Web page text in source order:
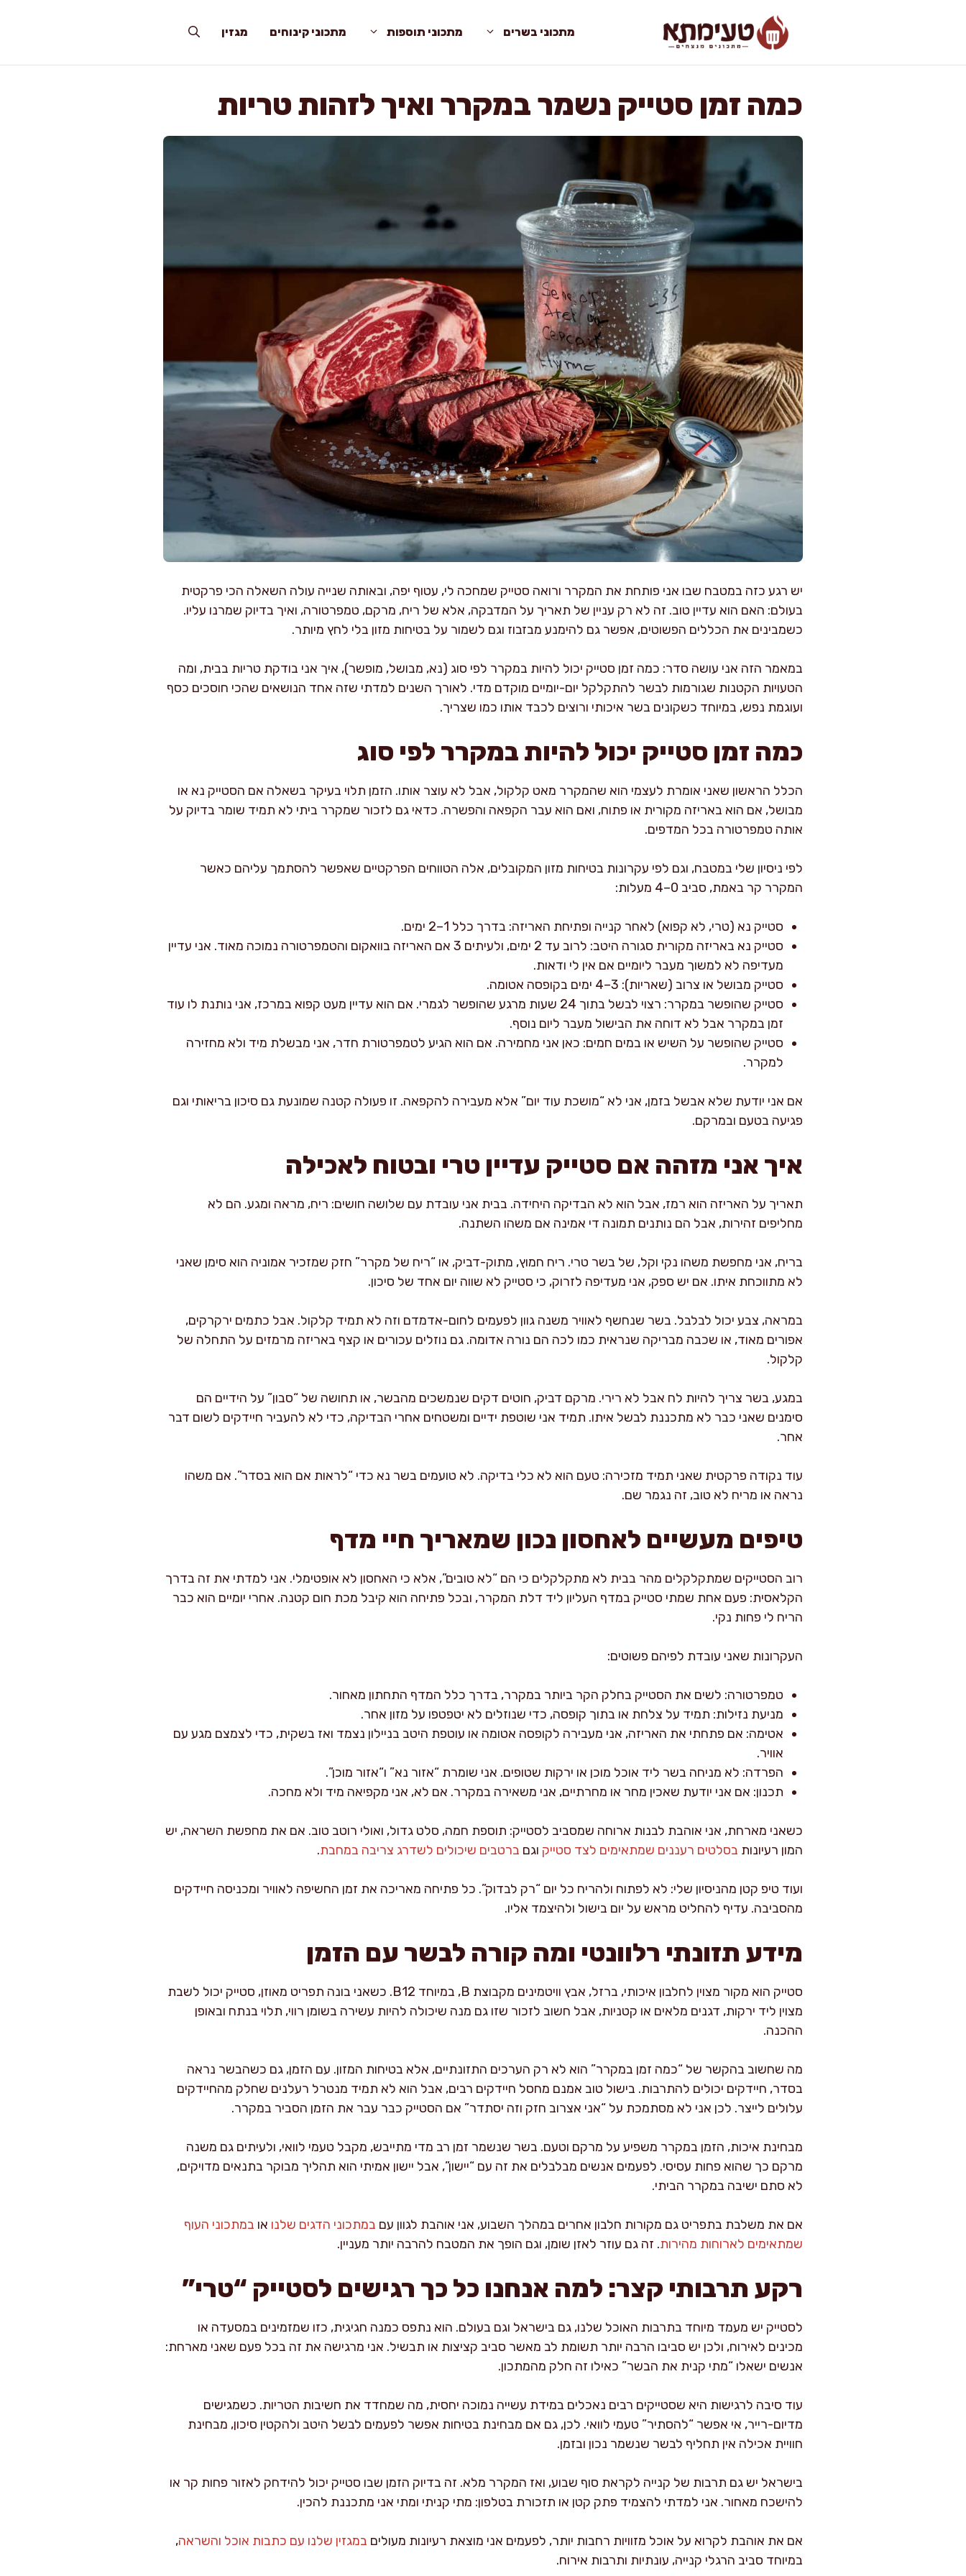
מתכוני בשרים מתכוני תוספות מתכוני קינוחים מגזין
כמה זמן סטייק נשמר במקרר ואיך לזהות טריות
יש רגע כזה במטבח שבו אני פותחת את המקרר ורואה סטייק שמחכה לי, עטוף יפה, ובאותה שנייה עולה השאלה הכי פרקטית
בעולם: האם הוא עדיין טוב. זה לא רק עניין של תאריך על המדבקה, אלא של ריח, מרקם, טמפרטורה, ואיך בדיוק שמרנו עליו.
כשמבינים את הכללים הפשוטים, אפשר גם להימנע מבזבוז וגם לשמור על בטיחות מזון בלי לחץ מיותר.
במאמר הזה אני עושה סדר: כמה זמן סטייק יכול להיות במקרר לפי סוג (נא, מבושל, מופשר), איך אני בודקת טריות בבית, ומה
הטעויות הקטנות שגורמות לבשר להתקלקל יום-יומיים מוקדם מדי. לאורך השנים למדתי שזה אחד הנושאים שהכי חוסכים כסף
ועוגמת נפש, במיוחד כשקונים בשר איכותי ורוצים לכבד אותו כמו שצריך.
כמה זמן סטייק יכול להיות במקרר לפי סוג
הכלל הראשון שאני אומרת לעצמי הוא שהמקרר מאט קלקול, אבל לא עוצר אותו. הזמן תלוי בעיקר בשאלה אם הסטייק נא או
מבושל, אם הוא באריזה מקורית או פתוח, ואם הוא עבר הקפאה והפשרה. כדאי גם לזכור שמקרר ביתי לא תמיד שומר בדיוק על
אותה טמפרטורה בכל המדפים.
לפי ניסיון שלי במטבח, וגם לפי עקרונות בטיחות מזון המקובלים, אלה הטווחים הפרקטיים שאפשר להסתמך עליהם כאשר
המקרר קר באמת, סביב 0–4 מעלות:
סטייק נא (טרי, לא קפוא) לאחר קנייה ופתיחת האריזה: בדרך כלל 1–2 ימים.
סטייק נא באריזה מקורית סגורה היטב: לרוב עד 2 ימים, ולעיתים 3 אם האריזה בוואקום והטמפרטורה נמוכה מאוד. אני עדיין
מעדיפה לא למשוך מעבר ליומיים אם אין לי ודאות.
סטייק מבושל או צרוב (שאריות): 3–4 ימים בקופסה אטומה.
סטייק שהופשר במקרר: רצוי לבשל בתוך 24 שעות מרגע שהופשר לגמרי. אם הוא עדיין מעט קפוא במרכז, אני נותנת לו עוד
זמן במקרר אבל לא דוחה את הבישול מעבר ליום נוסף.
סטייק שהופשר על השיש או במים חמים: כאן אני מחמירה. אם הוא הגיע לטמפרטורת חדר, אני מבשלת מיד ולא מחזירה
למקרר.
אם אני יודעת שלא אבשל בזמן, אני לא “מושכת עוד יום” אלא מעבירה להקפאה. זו פעולה קטנה שמונעת גם סיכון בריאותי וגם
פגיעה בטעם ובמרקם.
איך אני מזהה אם סטייק עדיין טרי ובטוח לאכילה
תאריך על האריזה הוא רמז, אבל הוא לא הבדיקה היחידה. בבית אני עובדת עם שלושה חושים: ריח, מראה ומגע. הם לא
מחליפים זהירות, אבל הם נותנים תמונה די אמינה אם משהו השתנה.
בריח, אני מחפשת משהו נקי וקל, של בשר טרי. ריח חמוץ, מתוק-דביק, או “ריח של מקרר” חזק שמזכיר אמוניה הוא סימן שאני
לא מתווכחת איתו. אם יש ספק, אני מעדיפה לזרוק, כי סטייק לא שווה יום אחד של סיכון.
במראה, צבע יכול לבלבל. בשר שנחשף לאוויר משנה גוון לפעמים לחום-אדמדם וזה לא תמיד קלקול. אבל כתמים ירקרקים,
אפורים מאוד, או שכבה מבריקה שנראית כמו לכה הם נורה אדומה. גם נוזלים עכורים או קצף באריזה מרמזים על התחלה של
קלקול.
במגע, בשר צריך להיות לח אבל לא רירי. מרקם דביק, חוטים דקים שנמשכים מהבשר, או תחושה של “סבון” על הידיים הם
סימנים שאני כבר לא מתכננת לבשל איתו. תמיד אני שוטפת ידיים ומשטחים אחרי הבדיקה, כדי לא להעביר חיידקים לשום דבר
אחר.
עוד נקודה פרקטית שאני תמיד מזכירה: טעם הוא לא כלי בדיקה. לא טועמים בשר נא כדי “לראות אם הוא בסדר”. אם משהו
נראה או מריח לא טוב, זה נגמר שם.
טיפים מעשיים לאחסון נכון שמאריך חיי מדף
רוב הסטייקים שמתקלקלים מהר בבית לא מתקלקלים כי הם “לא טובים”, אלא כי האחסון לא אופטימלי. אני למדתי את זה בדרך
הקלאסית: פעם אחת שמתי סטייק במדף העליון ליד דלת המקרר, ובכל פתיחה הוא קיבל מכת חום קטנה. אחרי יומיים הוא כבר
הריח לי פחות נקי.
העקרונות שאני עובדת לפיהם פשוטים:
טמפרטורה: לשים את הסטייק בחלק הקר ביותר במקרר, בדרך כלל המדף התחתון מאחור.
מניעת נזילות: תמיד על צלחת או בתוך קופסה, כדי שנוזלים לא יטפטפו על מזון אחר.
אטימה: אם פתחתי את האריזה, אני מעבירה לקופסה אטומה או עוטפת היטב בניילון נצמד ואז בשקית, כדי לצמצם מגע עם
אוויר.
הפרדה: לא מניחה בשר ליד אוכל מוכן או ירקות שטופים. אני שומרת “אזור נא” ו“אזור מוכן”.
תכנון: אם אני יודעת שאכין מחר או מחרתיים, אני משאירה במקרר. אם לא, אני מקפיאה מיד ולא מחכה.
כשאני מארחת, אני אוהבת לבנות ארוחה שמסביב לסטייק: תוספת חמה, סלט גדול, ואולי רוטב טוב. אם את מחפשת השראה, יש
המון רעיונות בסלטים רעננים שמתאימים לצד סטייק וגם ברטבים שיכולים לשדרג צריבה במחבת.
ועוד טיפ קטן מהניסיון שלי: לא לפתוח ולהריח כל יום “רק לבדוק”. כל פתיחה מאריכה את זמן החשיפה לאוויר ומכניסה חיידקים
מהסביבה. עדיף להחליט מראש על יום בישול ולהיצמד אליו.
מידע תזונתי רלוונטי ומה קורה לבשר עם הזמן
סטייק הוא מקור מצוין לחלבון איכותי, ברזל, אבץ וויטמינים מקבוצת B, במיוחד B12. כשאני בונה תפריט מאוזן, סטייק יכול לשבת
מצוין ליד ירקות, דגנים מלאים או קטניות, אבל חשוב לזכור שזו גם מנה שיכולה להיות עשירה בשומן רווי, תלוי בנתח ובאופן
ההכנה.
מה שחשוב בהקשר של “כמה זמן במקרר” הוא לא רק הערכים התזונתיים, אלא בטיחות המזון. עם הזמן, גם כשהבשר נראה
בסדר, חיידקים יכולים להתרבות. בישול טוב אמנם מחסל חיידקים רבים, אבל הוא לא תמיד מנטרל רעלנים שחלק מהחיידקים
עלולים לייצר. לכן אני לא מסתמכת על “אני אצרוב חזק וזה יסתדר” אם הסטייק כבר עבר את הזמן הסביר במקרר.
מבחינת איכות, הזמן במקרר משפיע על מרקם וטעם. בשר שנשמר זמן רב מדי מתייבש, מקבל טעמי לוואי, ולעיתים גם משנה
מרקם כך שהוא פחות עסיסי. לפעמים אנשים מבלבלים את זה עם “יישון”, אבל יישון אמיתי הוא תהליך מבוקר בתנאים מדויקים,
לא סתם ישיבה במקרר הביתי.
אם את משלבת בתפריט גם מקורות חלבון אחרים במהלך השבוע, אני אוהבת לגוון עם במתכוני הדגים שלנו או במתכוני העוף
שמתאימים לארוחות מהירות. זה גם עוזר לאזן שומן, וגם הופך את המטבח להרבה יותר מעניין.
רקע תרבותי קצר: למה אנחנו כל כך רגישים לסטייק “טרי”
לסטייק יש מעמד מיוחד בתרבות האוכל שלנו, גם בישראל וגם בעולם. הוא נתפס כמנה חגיגית, כזו שמזמינים במסעדה או
מכינים לאירוח, ולכן יש סביבו הרבה יותר תשומת לב מאשר סביב קציצות או תבשיל. אני מרגישה את זה בכל פעם שאני מארחת:
אנשים ישאלו “מתי קנית את הבשר” כאילו זה חלק מהמתכון.
עוד סיבה לרגישות היא שסטייקים רבים נאכלים במידת עשייה נמוכה יחסית, מה שמחדד את חשיבות הטריות. כשמגישים
מדיום-רייר, אי אפשר “להסתיר” טעמי לוואי. לכן, גם אם מבחינת בטיחות אפשר לפעמים לבשל היטב ולהקטין סיכון, מבחינת
חוויית אכילה אין תחליף לבשר שנשמר נכון ובזמן.
בישראל יש גם תרבות של קנייה לקראת סוף שבוע, ואז המקרר מלא. זה בדיוק הזמן שבו סטייק יכול להידחק לאזור פחות קר או
להישכח מאחור. אני למדתי להצמיד פתק קטן או תזכורת בטלפון: מתי קניתי ומתי אני מתכננת להכין.
אם את אוהבת לקרוא על אוכל מזוויות רחבות יותר, לפעמים אני מוצאת רעיונות מעולים במגזין שלנו עם כתבות אוכל והשראה,
במיוחד סביב הרגלי קנייה, עונתיות ותרבות אירוח.